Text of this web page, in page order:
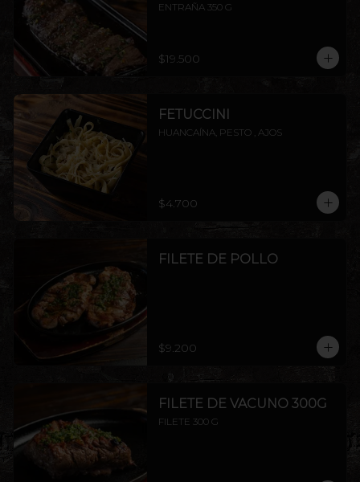
ENTRAÑA 350 G
$19.500
FETUCCINI
HUANCAÍNA, PESTO , AJOS
$4.700
FILETE DE POLLO
$9.200
FILETE DE VACUNO 300G
FILETE 300 G